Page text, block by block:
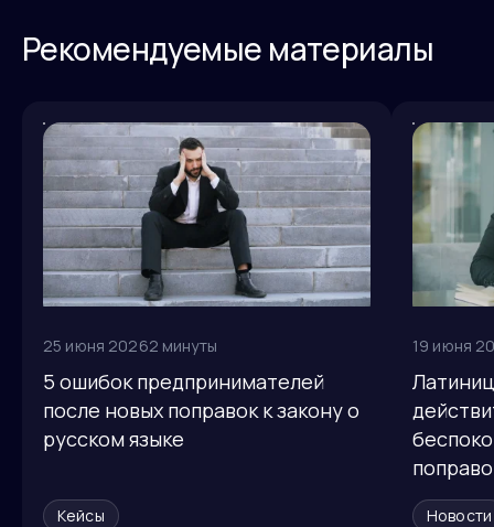
Рекомендуемые материалы
25 июня 20262 минуты
5 ошибок предпринимателей
после новых поправок к закону о
русском языке
Кейсы
19 июня
Новости